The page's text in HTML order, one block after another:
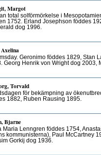
Margot
total solförmörkelse i
1752. Erland Josephson föddes
dog 1996.
Geronimo föddes 1829, Stan
Georg Henrik von Wright dog 2003,
Torvald
för bekämpning av
1882, Ruben Rausing 1895.
Bjarne
Maria Lenngren föddes 1754,
kommunisterna), Paul McCartney
Gorkij dog 1936.